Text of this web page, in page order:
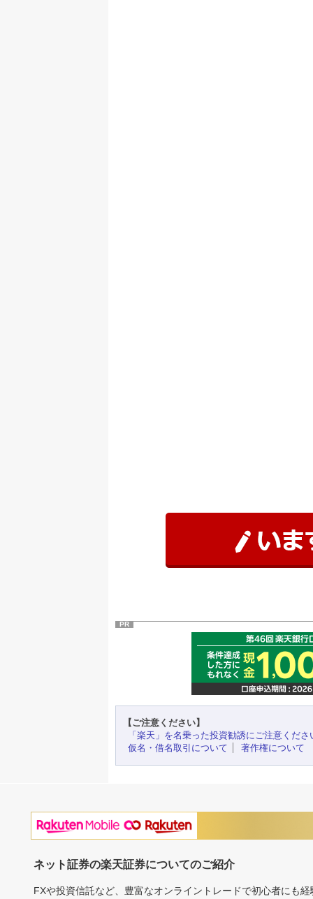
PR
【ご注意ください】
「楽天」を名乗った投資勧誘にご注意くださ
仮名・借名取引について
著作権について
ネット証券の楽天証券についてのご紹介
FXや投資信託など、豊富なオンライントレードで初心者にも